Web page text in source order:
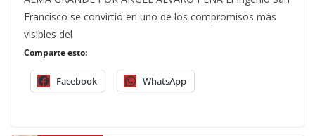
Francisco se convirtió en uno de los compromisos más
visibles del
Comparte esto:
Facebook WhatsApp